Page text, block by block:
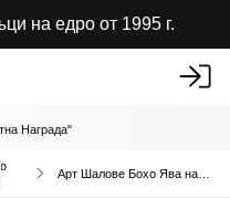
на едро от 1995 г.
Награда"